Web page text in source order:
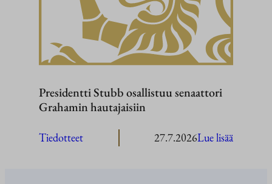
Presidentti Stubb osallistuu senaattori
Grahamin hautajaisiin
Tiedotteet 27.7.2026Lue lisää